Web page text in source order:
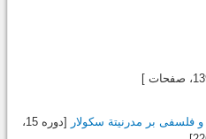
، صفحات ]
فلسفی بر مدرنیتة سکولار
[دوره 15،